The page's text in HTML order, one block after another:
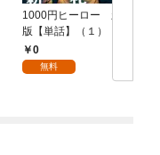
1000円ヒーロー 新札
版【単話】（１）
0
無料